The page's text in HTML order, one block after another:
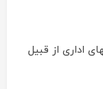
اداری از قبیل